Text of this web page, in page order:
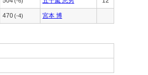
470(-4) 宮本 博